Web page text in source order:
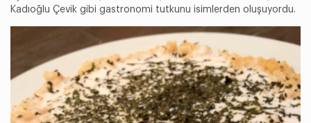
Kadıoğlu Çevik gibi gastronomi tutkunu isimlerden oluşuyordu.